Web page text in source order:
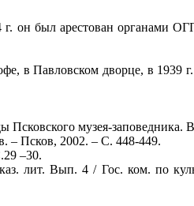
он был арестован органами
в Павловском дворце, в 1939
музея-заповедника.
Псков, 2002. – С. 448-449.
–30.
лит. Вып. 4 / Гос. ком. по